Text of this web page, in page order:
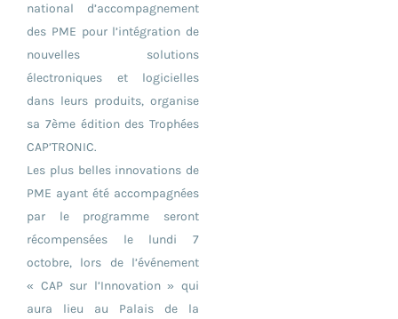
national d’accompagnement
des PME pour l’intégration de
nouvelles solutions
électroniques et logicielles
dans leurs produits, organise
sa 7ème édition des Trophées
CAP’TRONIC.
Les plus belles innovations de
PME ayant été accompagnées
par le programme seront
récompensées le lundi 7
octobre, lors de l’événement
« CAP sur l’Innovation » qui
aura lieu au Palais de la